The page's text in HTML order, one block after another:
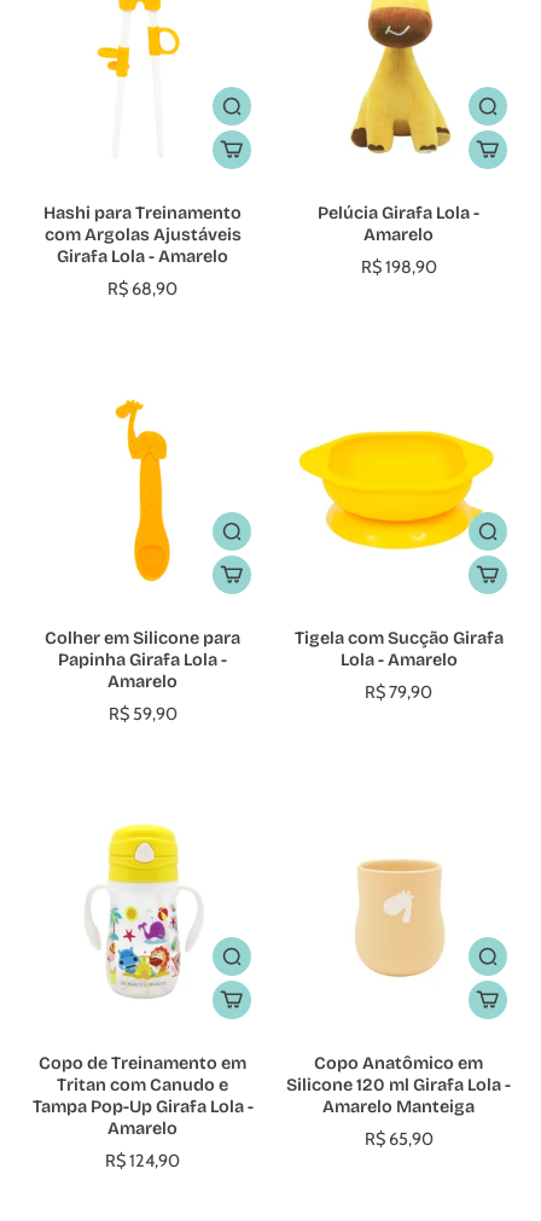
Hashi para Treinamento
com Argolas Ajustáveis
Girafa Lola - Amarelo
R$ 68,90
Pelúcia Girafa Lola -
Amarelo
R$ 198,90
Colher em Silicone para
Papinha Girafa Lola -
Amarelo
R$ 59,90
Tigela com Sucção Girafa
Lola - Amarelo
R$ 79,90
Copo de Treinamento em
Tritan com Canudo e
Tampa Pop-Up Girafa Lola -
Amarelo
R$ 124,90
Copo Anatômico em
Silicone 120 ml Girafa Lola -
Amarelo Manteiga
R$ 65,90